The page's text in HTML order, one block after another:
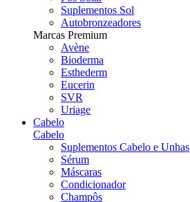
Suplementos Sol
Autobronzeadores
Marcas Premium
Avène
Bioderma
Esthederm
Eucerin
SVR
Uriage
Cabelo
Cabelo
Suplementos Cabelo e Unhas
Sérum
Máscaras
Condicionador
Champôs